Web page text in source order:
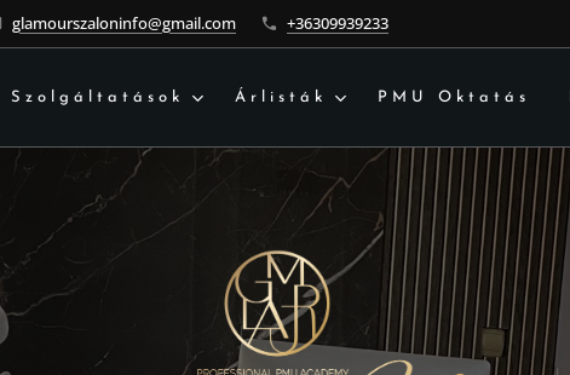
glamourszaloninfo@gmail.com +36309939233
Szolgáltatások Árlisták PMU Oktatás